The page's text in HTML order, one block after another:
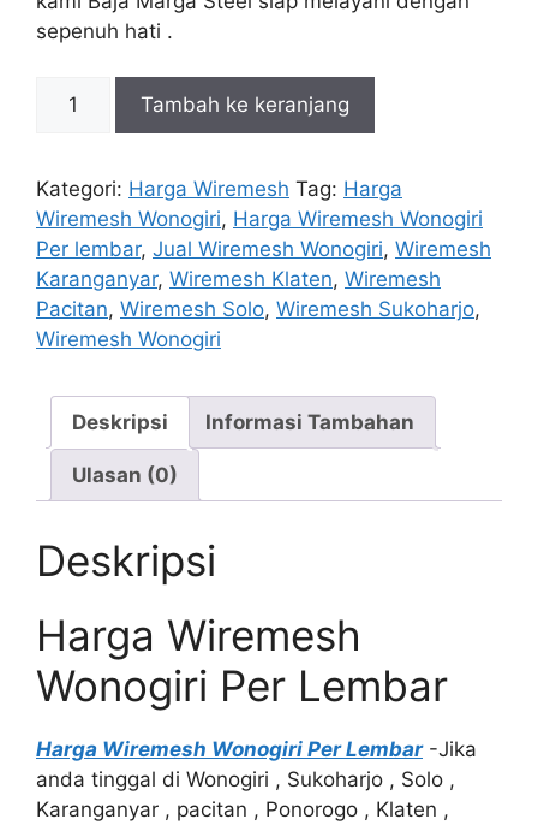
sepenuh hati .
Kuantitas
Wonogiri
Per
Lembar
Tambah ke keranjang
Kategori: Harga Wiremesh Tag: Harga
Wiremesh Wonogiri, Harga Wiremesh Wonogiri
Per lembar, Jual Wiremesh Wonogiri, Wiremesh
Karanganyar, Wiremesh Klaten, Wiremesh
Pacitan, Wiremesh Solo, Wiremesh Sukoharjo,
Wiremesh Wonogiri
Deskripsi Informasi Tambahan
Ulasan (0)
Deskripsi
Harga Wiremesh
Wonogiri Per Lembar
Harga Wiremesh Wonogiri Per Lembar-Jika
anda tinggal di Wonogiri , Sukoharjo , Solo ,
Karanganyar , pacitan , Ponorogo , Klaten ,